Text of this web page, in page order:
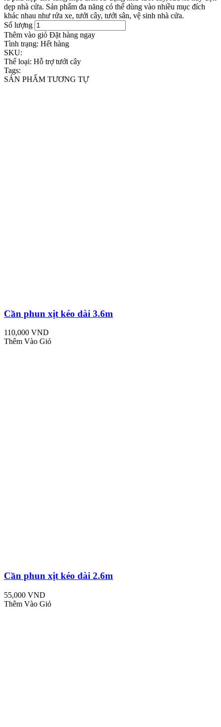
dẹp nhà cửa. Sản phẩm đa năng có thể dùng vào nhiều mục đích
khác nhau như rửa xe, tưới cây, tưới sân, vệ sinh nhà cửa.
Số lượng
Thêm vào giỏ Đặt hàng ngay
Tình trạng: Hết hàng
SKU:
Thể loại: Hỗ trợ tưới cây
Tags:
SẢN PHẨM TƯƠNG TỰ
Cần phun xịt kéo dài 3.6m
110,000 VND
Thêm Vào Giỏ
Cần phun xịt kéo dài 2.6m
55,000 VND
Thêm Vào Giỏ